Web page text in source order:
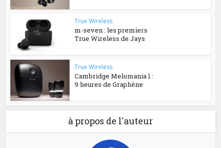
True Wireless
m-seven : les premiers
True Wireless de Jays
True Wireless
Cambridge Melomania 1 :
9 heures de Graphène
à propos de l'auteur